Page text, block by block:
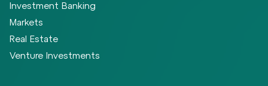
Investment Banking
Markets
Real Estate
Venture Investments